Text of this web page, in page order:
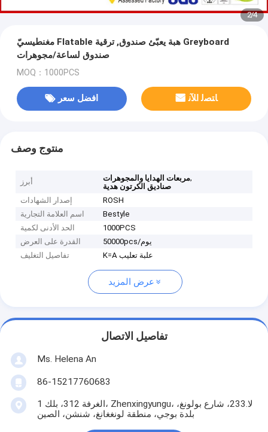
3/4
مغنطيسيّ Flatable هبة يعبّئ صندوق, ترقية Greyboard
صندوق لساعة/مجوهرات
MOQ：1000PCS
افضل سعر ﺎﺘﺼﻟ ﺍﻶﻧ
منتوج وصف
أبرز مربعات الهدايا والمجوهرات,
صناديق الكرتون هدية
إصدار الشهادات
ROSH
اسم العلامة التجارية
Bestyle
الحد الأدنى لكمية
1000PCS
القدرة على العرض
50000pcs/يوم
تفاصيل التغليف
K=A علبة تعليب
عرض المزيد
تفاصيل الاتصال
Ms. Helena An
86-15217760683
الغرفة 312، بلك 1، Zhenxingyungu، لا.233، شارع بولونغ،
بلدة بوجي، منطقة لونغغانغ، شنشن، الصين